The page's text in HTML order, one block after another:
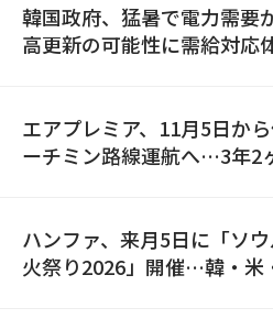
韓国政府、猛暑で電力需要
高更新の可能性に需給対応
エアプレミア、11月5日か
ーチミン路線運航へ…3年2
ハンファ、来月5日に「ソ
火祭り2026」開催…韓・米